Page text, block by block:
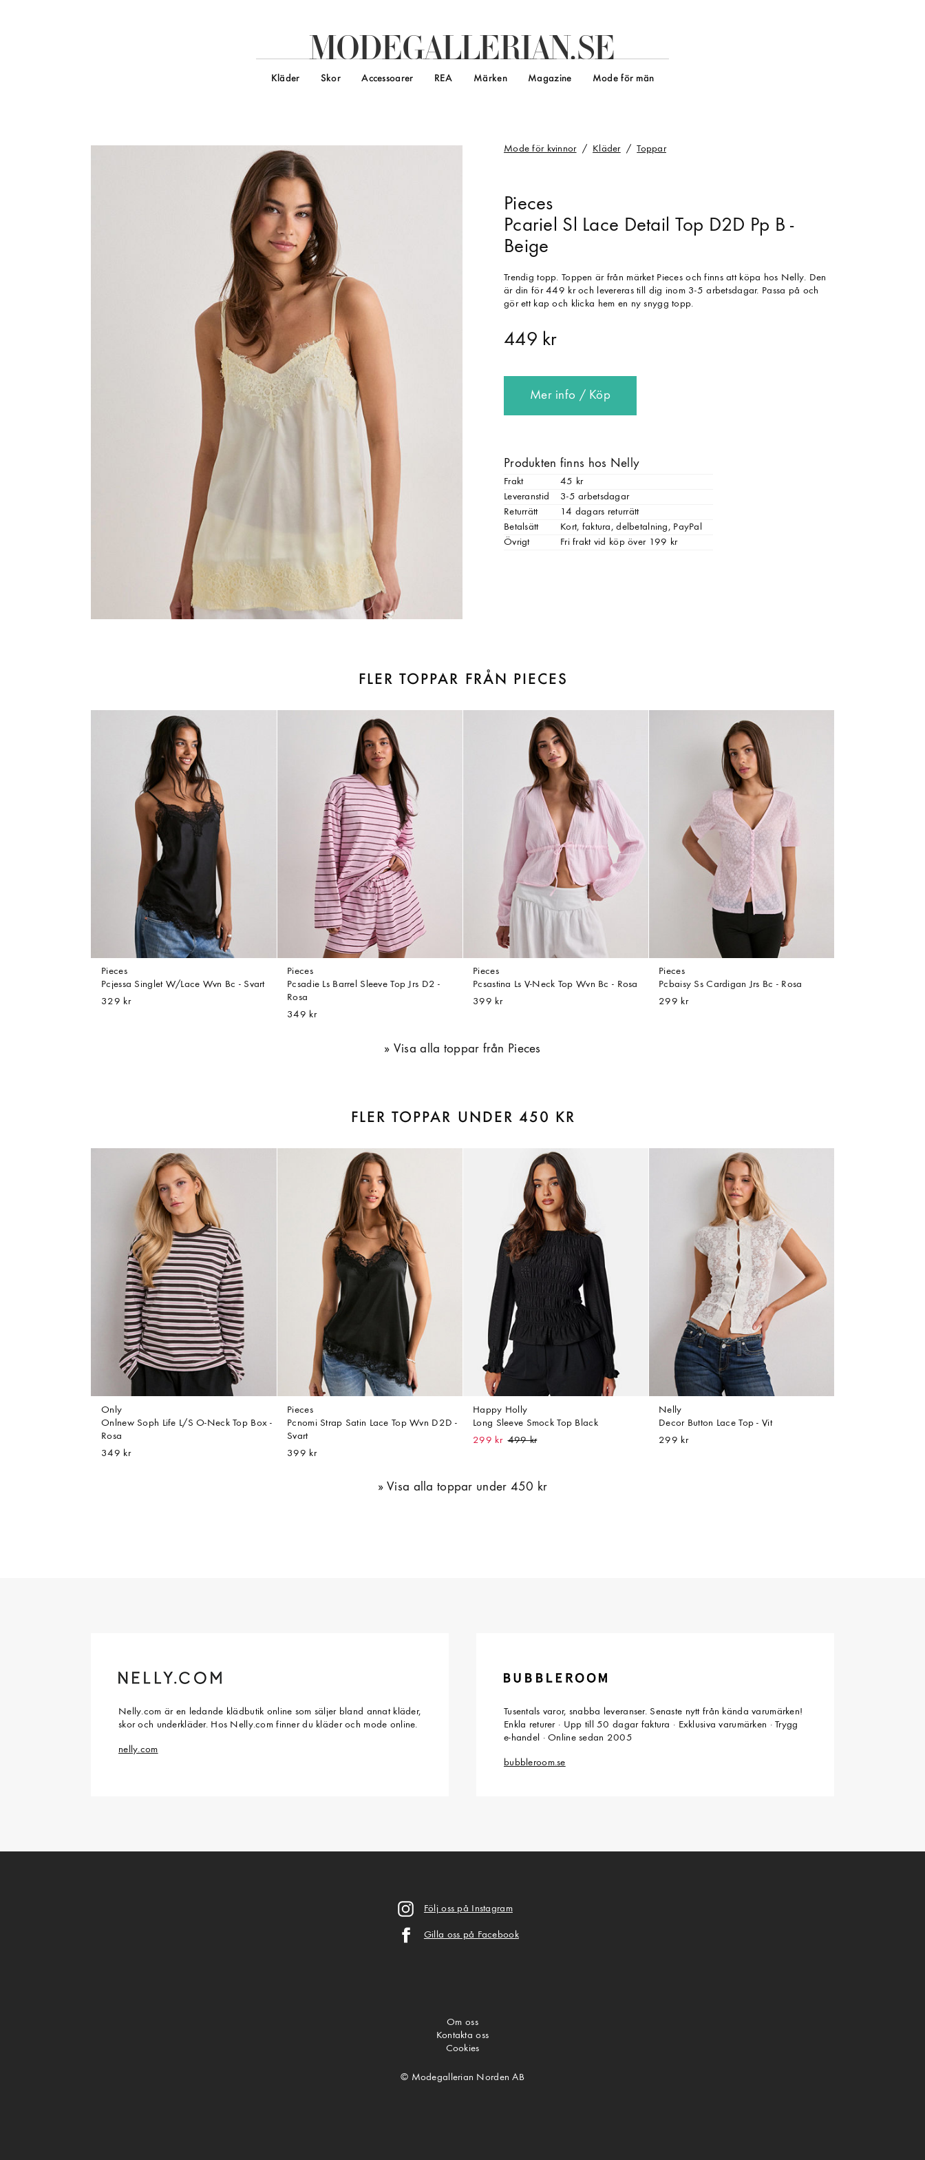
MODEGALLERIAN.SE
Kläder Skor Accessoarer REA Märken Magazine Mode för män
Mode för kvinnor Kläder Toppar
Pieces
Pcariel Sl Lace Detail Top D2D Pp B -
Beige
Trendig topp. Toppen är från märket Pieces och finns att köpa hos Nelly. Den
är din för 449 kr och levereras till dig inom 3-5 arbetsdagar. Passa på och
gör ett kap och klicka hem en ny snygg topp.
449 kr
Mer info / Köp
Produkten finns hos Nelly
Frakt
45 kr
Leveranstid
3-5 arbetsdagar
Returrätt
14 dagars returrätt
Betalsätt
Kort, faktura, delbetalning, PayPal
Övrigt
Fri frakt vid köp över 199 kr
FLER TOPPAR FRÅN PIECES
Pieces
Pcjessa Singlet W/Lace Wvn Bc - Svart
329 kr
Pieces
Pcsadie Ls Barrel Sleeve Top Jrs D2 -
Rosa
349 kr
Pieces
Pcsastina Ls V-Neck Top Wvn Bc - Rosa
399 kr
Pieces
Pcbaisy Ss Cardigan Jrs Bc - Rosa
299 kr
Visa alla toppar från Pieces
FLER TOPPAR UNDER 450 KR
Only
Onlnew Soph Life L/S O-Neck Top Box -
Rosa
349 kr
Pieces
Pcnomi Strap Satin Lace Top Wvn D2D -
Svart
399 kr
Happy Holly
Long Sleeve Smock Top Black
299 kr
Nelly
Decor Button Lace Top - Vit
299 kr
Visa alla toppar under 450 kr
Nelly.com är en ledande klädbutik online som säljer bland annat kläder,
skor och underkläder. Hos Nelly.com finner du kläder och mode online.
nelly.com
Tusentals varor, snabba leveranser. Senaste nytt från kända varumärken!
Enkla returer · Upp till 50 dagar faktura · Exklusiva varumärken · Trygg
e-handel · Online sedan 2005
bubbleroom.se
Följ oss på Instagram
Gilla oss på Facebook
Om oss
Kontakta oss
Cookies
© Modegallerian Norden AB